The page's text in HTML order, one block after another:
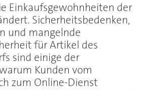
Einkaufsgewohnheiten der
Sicherheitsbedenken,
und mangelnde
für Artikel des
sind einige der
Kunden vom
zum Online-Dienst